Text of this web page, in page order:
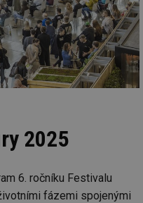
2025
6. ročníku Festivalu
fázemi spojenými